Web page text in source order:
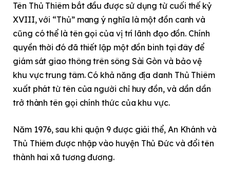
Tên Thủ Thiêm bắt đầu được sử dụng từ cuối thế kỷ
XVIII, với “Thủ” mang ý nghĩa là một đồn canh và
cũng có thể là tên gọi của vị trí lãnh đạo đồn. Chính
quyền thời đó đã thiết lập một đồn binh tại đây để
giám sát giao thông trên sông Sài Gòn và bảo vệ
khu vực trung tâm. Có khả năng địa danh Thủ Thiêm
xuất phát từ tên của người chỉ huy đồn, và dần dần
trở thành tên gọi chính thức của khu vực.
Năm 1976, sau khi quận 9 được giải thể, An Khánh và
Thủ Thiêm được nhập vào huyện Thủ Đức và đổi tên
thành hai xã tương đương.